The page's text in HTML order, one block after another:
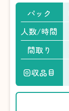
パック
人数/時間
間取り
回収品目